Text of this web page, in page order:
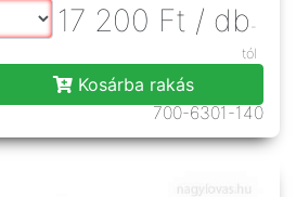
17 200 Ft / db -
tól
Kosárba rakás
700-6301-140